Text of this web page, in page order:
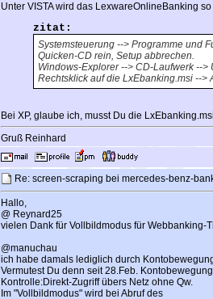
Unter VISTA wird das LexwareOnlineBanking
zitat:
Systemsteuerung --> Programme und
Quicken-CD rein, Setup abbrechen.
Windows-Explorer --> CD-Laufwerk --
Rechtsklick auf die LxEbanking.msi -->
Bei XP, glaube ich, musst Du die
Gruß Reinhard
Re: screen-scraping bei mercedes-benz-
Hallo,
@ Reynard25
vielen Dank für Vollbildmodus für Webbanking-
@manuchau
ich habe damals lediglich durch
Vermutest Du denn seit 28.Feb.
Kontrolle:Direkt-Zugriff übers Netz ohne Qw.
Im "Vollbildmodus" wird bei Abruf des